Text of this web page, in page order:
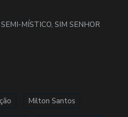
MÍSTICO, SIM SENHOR
Milton Santos